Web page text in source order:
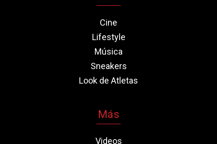
Cine
Lifestyle
Música
Sneakers
Look de Atletas
Más
Videos